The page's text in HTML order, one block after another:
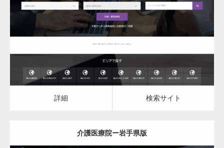
介護医療院
詳細 検索サイト
詳細 検索サイト
介護医療院ー岩手県版